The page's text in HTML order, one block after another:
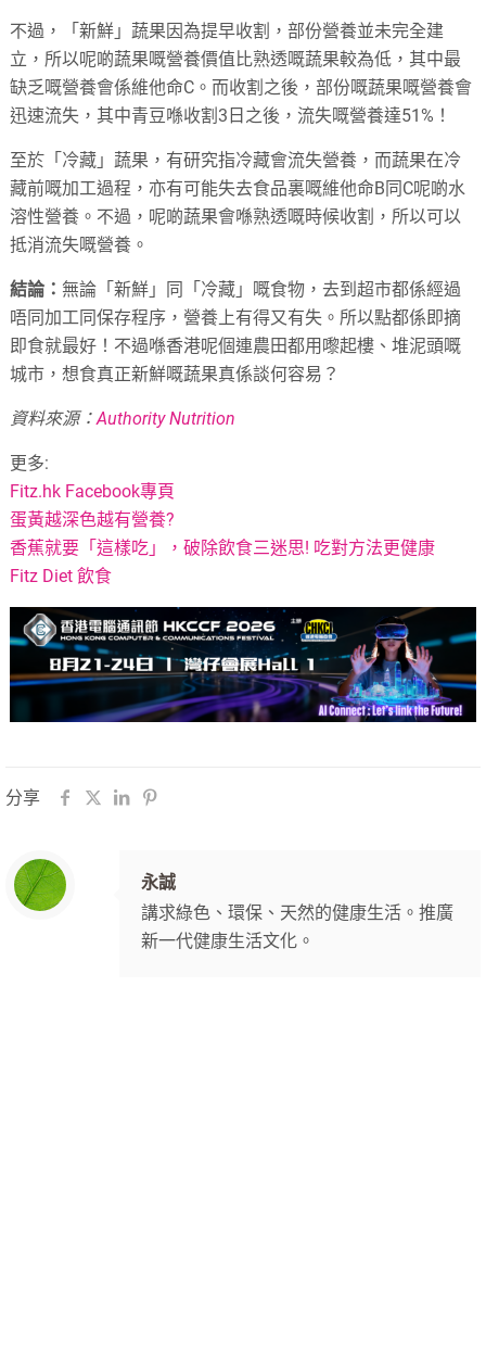
不過，「新鮮」蔬果因為提早收割，部份營養並未完全建
立，所以呢啲蔬果嘅營養價值比熟透嘅蔬果較為低，其中最
缺乏嘅營養會係維他命C。而收割之後，部份嘅蔬果嘅營養會
迅速流失，其中青豆喺收割3日之後，流失嘅營養達51%！
至於「冷藏」蔬果，有研究指冷藏會流失營養，而蔬果在冷
藏前嘅加工過程，亦有可能失去食品裏嘅維他命B同C呢啲水
溶性營養。不過，呢啲蔬果會喺熟透嘅時候收割，所以可以
抵消流失嘅營養。
結論： 無論「新鮮」同「冷藏」嘅食物，去到超市都係經過
唔同加工同保存程序，營養上有得又有失。所以點都係即摘
即食就最好！不過喺香港呢個連農田都用嚟起樓、堆泥頭嘅
城市，想食真正新鮮嘅蔬果真係談何容易？
資料來源：Authority Nutrition
更多:
Fitz.hk Facebook專頁
蛋黃越深色越有營養?
香蕉就要「這樣吃」，破除飲食三迷思! 吃對方法更健康
Fitz Diet 飲食
分享
永誠
講求綠色、環保、天然的健康生活。推廣
新一代健康生活文化。